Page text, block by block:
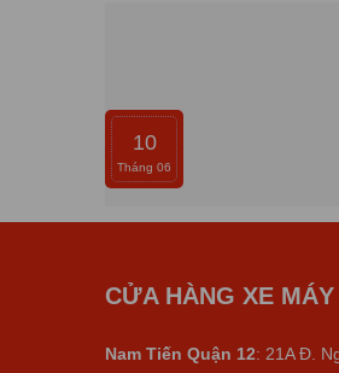
10
Tháng 06
CỬA HÀNG XE
Nam Tiến Quận 12: 21A Đ.